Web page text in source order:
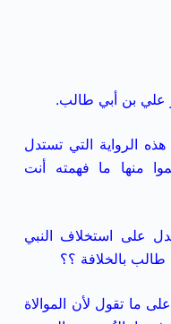
علي بن أبي طالب.
هذه الرواية التي تستدل
منها ما فهمته أنت
على استخلاف النبي
بالخلافة ؟؟
ما تقول لأن الموالاة